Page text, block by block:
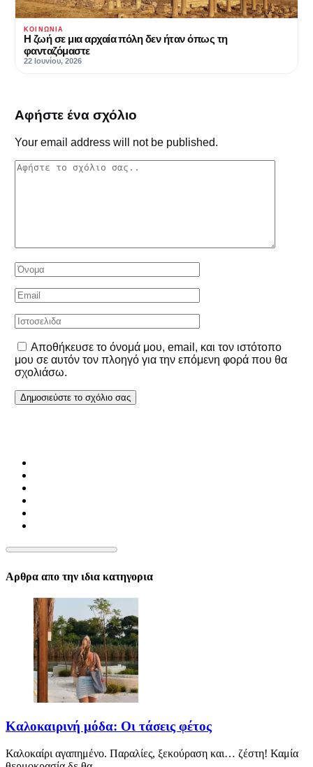
ΚΟΙΝΩΝΊΑ
Η ζωή σε μια αρχαία πόλη δεν ήταν όπως τη
φανταζόμαστε
22 Ιουνίου, 2026
Αφήστε ένα σχόλιο
Your email address will not be published.
Αποθήκευσε το όνομά μου, email, και τον ιστότοπο
μου σε αυτόν τον πλοηγό για την επόμενη φορά που θα
σχολιάσω.
Αρθρα απο την ιδια κατηγορια
Καλοκαιρινή μόδα: Οι τάσεις φέτος
Καλοκαίρι αγαπημένο. Παραλίες, ξεκούραση και… ζέστη! Καμία